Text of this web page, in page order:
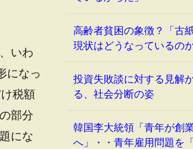
いわ
になっ
税額
部分
にな
高齢者貧困の象徴？「古
現状はどうなっているの
投資失敗談に対する見解
る、社会分断の姿
韓国李大統領「青年が創
へ」・・青年雇用問題を